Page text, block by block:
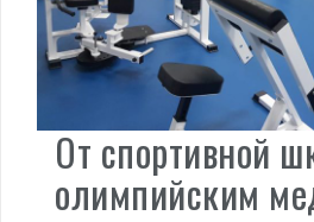
От спортивной
олимпийским